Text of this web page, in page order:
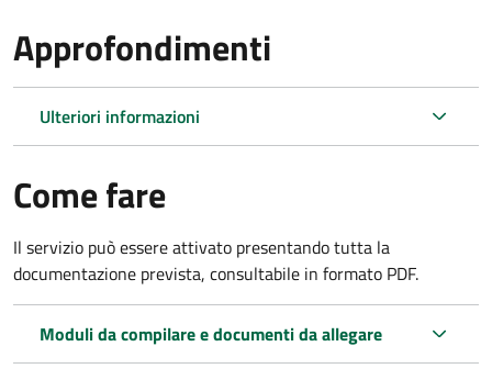
Approfondimenti
Ulteriori informazioni
Come fare
Il servizio può essere attivato presentando tutta la
documentazione prevista, consultabile in formato PDF.
Moduli da compilare e documenti da allegare